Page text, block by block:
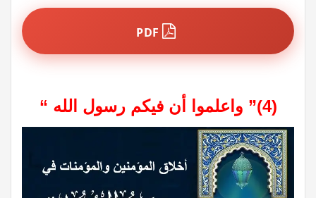
(4)” واعلموا أن فيكم رسول الله “